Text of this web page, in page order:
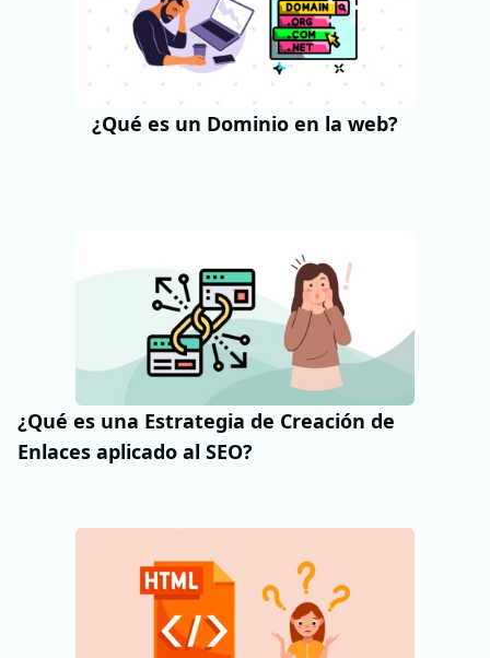
¿Qué es un Dominio en la web?
¿Qué es una Estrategia de Creación de
Enlaces aplicado al SEO?